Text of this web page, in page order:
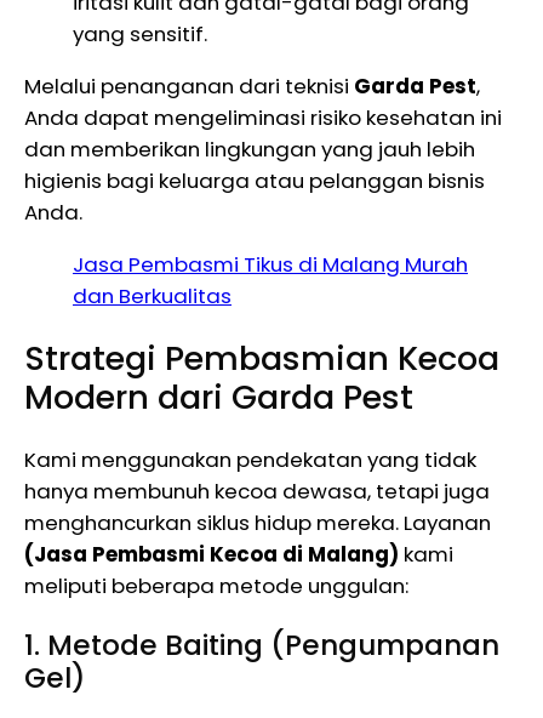
yang sensitif.
Melalui penanganan dari teknisi Garda Pest,
Anda dapat mengeliminasi risiko kesehatan ini
dan memberikan lingkungan yang jauh lebih
higienis bagi keluarga atau pelanggan bisnis
Anda.
Jasa Pembasmi Tikus di Malang Murah
dan Berkualitas
Strategi Pembasmian Kecoa
Modern dari Garda Pest
Kami menggunakan pendekatan yang tidak
hanya membunuh kecoa dewasa, tetapi juga
menghancurkan siklus hidup mereka. Layanan
(Jasa Pembasmi Kecoa di Malang) kami
meliputi beberapa metode unggulan:
1. Metode Baiting (Pengumpanan
Gel)